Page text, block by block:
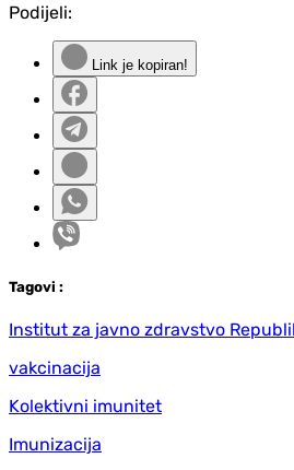
Podijeli:
Link je kopiran!
Tagovi :
Institut za javno zdravstvo
vakcinacija
Kolektivni imunitet
Imunizacija